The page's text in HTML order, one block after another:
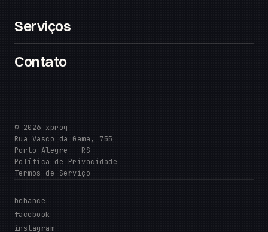
Serviços
Contato
© 2026 xprog
Rua Vasco da Gama, 755
Porto Alegre — RS
Política de Privacidade
Termos de Serviço
behance
facebook
instagram